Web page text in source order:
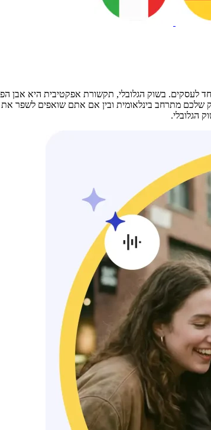
שלכם מתרחב בינלאומית ובין אם אתם שואפים לשפר
הגלובלי.